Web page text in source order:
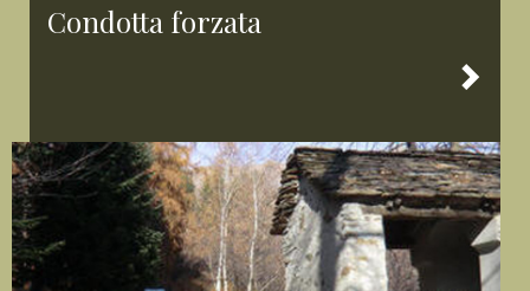
Condotta forzata